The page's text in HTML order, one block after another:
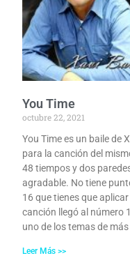
You Time
octubre 22, 2021
You Time es un baile de
para la canción del
48 tiempos y dos
agradable. No tiene
16 que tienes que
canción llegó al número
uno de los temas de
Leer Más >>